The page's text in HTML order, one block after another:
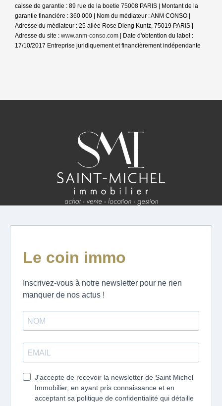
caisse de garantie : 89 rue de la boetie 75008 PARIS | Montant de la
garantie financière : 360 000 | Nom du médiateur : ANM CONSO |
Adresse du médiateur : 25 allée Rose Dieng Kuntz, 75019 PARIS |
Adresse du site : www.anm-conso.com | Date d'obtention du label :
17/10/2017 Entreprise juridiquement et financièrement indépendante